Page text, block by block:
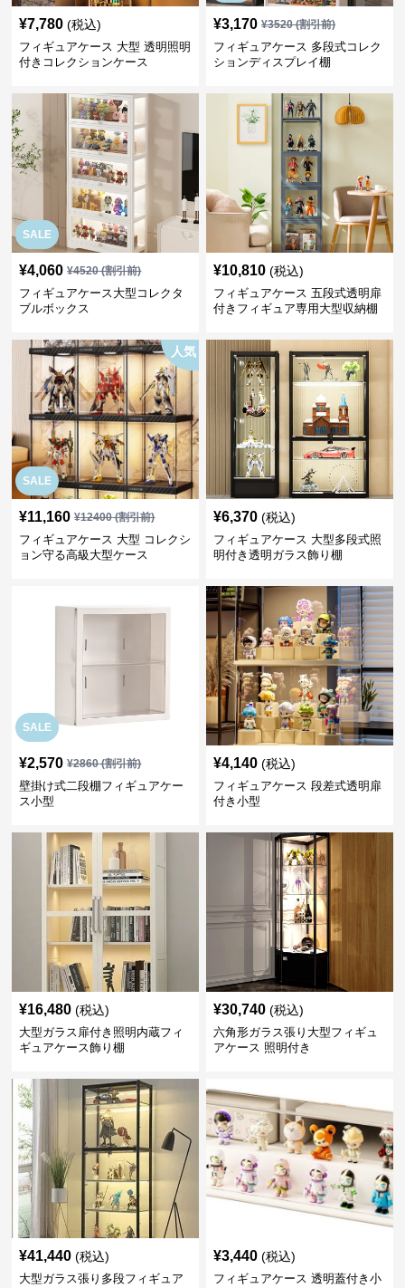
¥7,780 (税込)
フィギュアケース 大型 透明照明
付きコレクションケース
¥3,170 ¥3520(割引前)
フィギュアケース 多段式コレク
ションディスプレイ棚
SALE
¥4,060 ¥4520(割引前)
フィギュアケース大型コレクタ
ブルボックス
¥10,810 (税込)
フィギュアケース 五段式透明扉
付きフィギュア専用大型収納棚
SALE
人気
¥11,160 ¥12400(割引前)
フィギュアケース 大型 コレクシ
ョン守る高級大型ケース
¥6,370 (税込)
フィギュアケース 大型多段式照
明付き透明ガラス飾り棚
SALE
¥2,570 ¥2860(割引前)
壁掛け式二段棚フィギュアケー
ス小型
¥4,140 (税込)
フィギュアケース 段差式透明扉
付き小型
¥16,480 (税込)
大型ガラス扉付き照明内蔵フィ
ギュアケース飾り棚
¥30,740 (税込)
六角形ガラス張り大型フィギュ
アケース 照明付き
¥41,440 (税込)
大型ガラス張り多段フィギュア
¥3,440 (税込)
フィギュアケース 透明蓋付き小